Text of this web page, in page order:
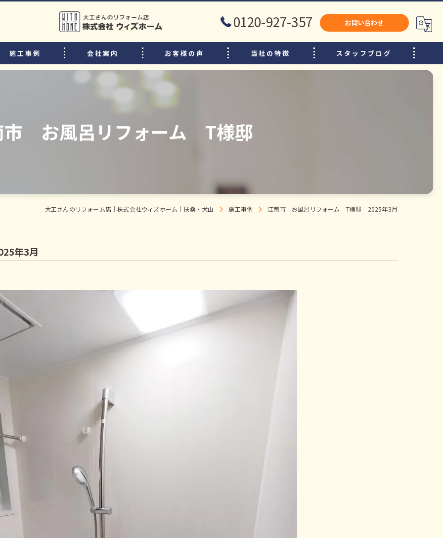
0120-927-357 お問い合わせ
施工事例 会社案内
選ばれる理由
リフォームの流れ
お客様の声 当社の特徴
小牧市のリフォーム
増改築
スタッフブログ
市 お風呂リフォーム T様邸
大工さんのリフォーム店｜株式会社ウィズホーム｜扶桑・犬山 施工事例 江南市 お風呂リフォーム T様邸 2025年3月
年3月